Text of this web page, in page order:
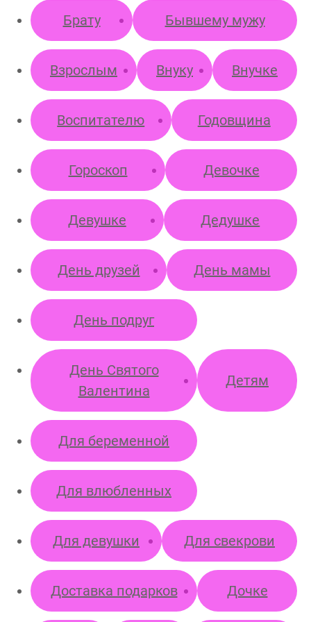
Брату Бывшему мужу
Взрослым Внуку Внучке
Воспитателю Годовщина
Гороскоп Девочке
Девушке Дедушке
День друзей День мамы
День подруг
День Святого
Валентина
Детям
Для беременной
Для влюбленных
Для девушки Для свекрови
Доставка подарков Дочке
Более 3 лиц
70 х 100 см
решил (а)
условия
оферты